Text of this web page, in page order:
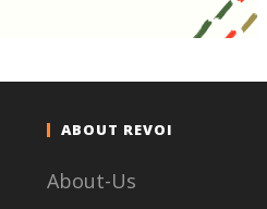
ABOUT REVOI
About-Us